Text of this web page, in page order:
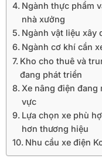
Ngành thực phẩm
nhà xưởng
Ngành vật liệu xây
Ngành cơ khí cần
Kho cho thuê và
đang phát triển
Xe nâng điện
vực
Lựa chọn xe phù
hơn thương hiệu
Nhu cầu xe điện